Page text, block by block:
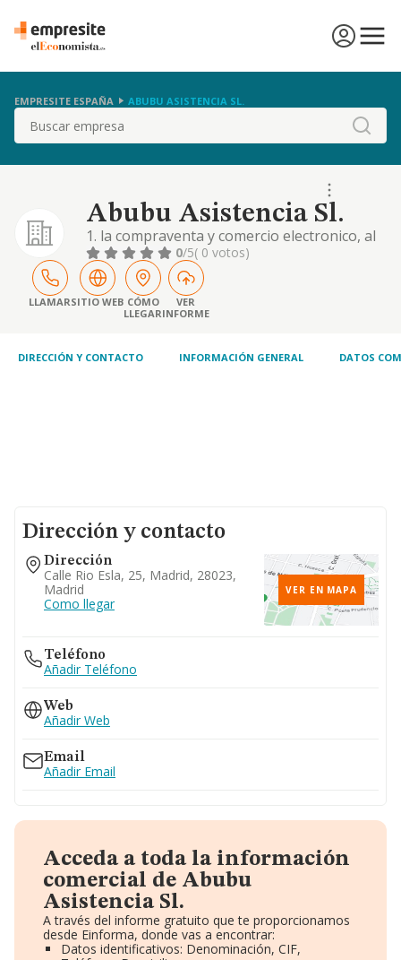
EMPRESITE ESPAÑA ABUBU ASISTENCIA SL.
Buscar
Abubu Asistencia Sl.
1. la compraventa y comercio electronico, al
por mayor y por menor, importacion y
exportacion de articulos electronicos para el
hogar o uso personal y complementos
geriatricos, o de ayuda tecnica a la movilidad,
de viaje, articulos de regalo, relojes y
0/5( 0 votos)
LLAMARSITIO WEB CÓMO
LLEGAR
VER
INFORME
DIRECCIÓN Y CONTACTO INFORMACIÓN GENERAL DATOS
Dirección y contacto
Dirección
Calle Rio Esla, 25, Madrid, 28023,
Madrid
Como llegar
VER EN MAPA
Teléfono
Añadir Teléfono
Web
Añadir Web
Email
Añadir Email
Acceda a toda la información
comercial de Abubu
Asistencia Sl.
A través del informe gratuito que te proporcionamos
desde Einforma, donde vas a encontrar:
Datos identificativos: Denominación, CIF,